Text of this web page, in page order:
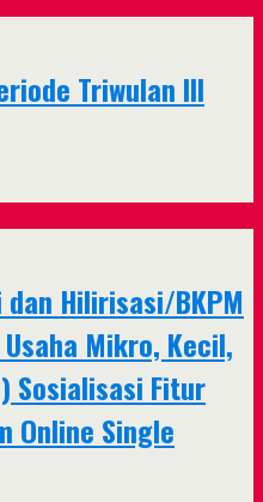
Triwulan III
Hilirisasi/BKPM
Mikro, Kecil,
Sosialisasi Fitur
Online Single